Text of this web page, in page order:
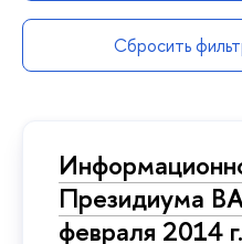
Сбросить
Президиума
февраля 2014